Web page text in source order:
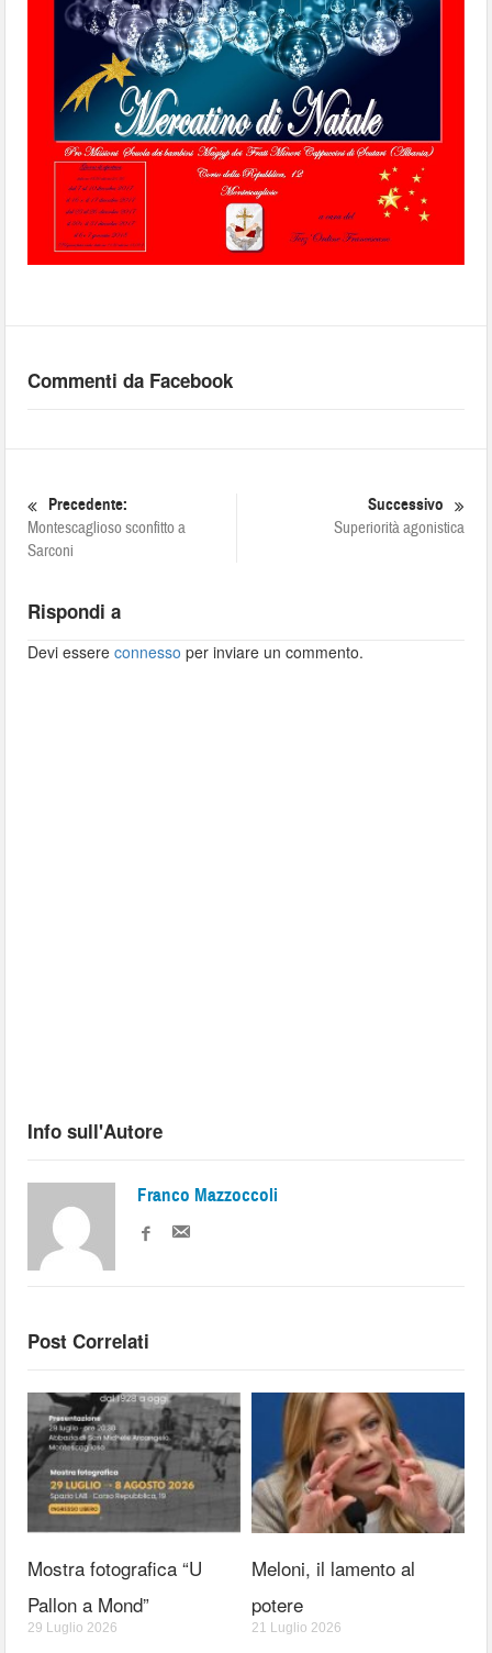
Commenti da Facebook
Precedente:
Montescaglioso sconfitto a
Sarconi
Successivo
Superiorità agonistica
Rispondi a
Devi essereconnesso per inviare un commento.
Info sull'Autore
Franco Mazzoccoli
Post Correlati
Mostra fotografica “U
Pallon a Mond”
29 Luglio 2026
Meloni, il lamento al
potere
21 Luglio 2026